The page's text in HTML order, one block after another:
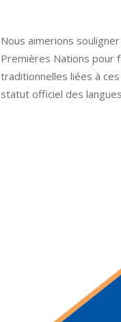
Nous aimerions
Premières Nations pour
traditionnelles liées à
statut officiel des